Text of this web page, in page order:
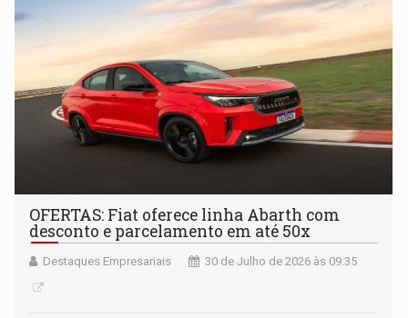
OFERTAS: Fiat oferece linha Abarth com
desconto e parcelamento em até 50x
Destaques Empresariais 30 de Julho de 2026 às 09:35